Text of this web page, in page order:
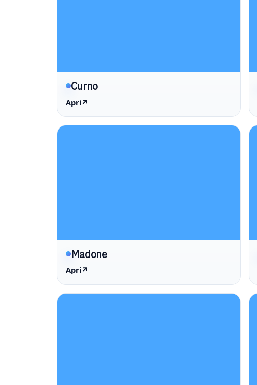
Curno
Apri↗
Madone
Apri↗